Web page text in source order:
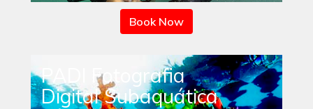
Book Now
PADI Fotografia
Digital Subaquática